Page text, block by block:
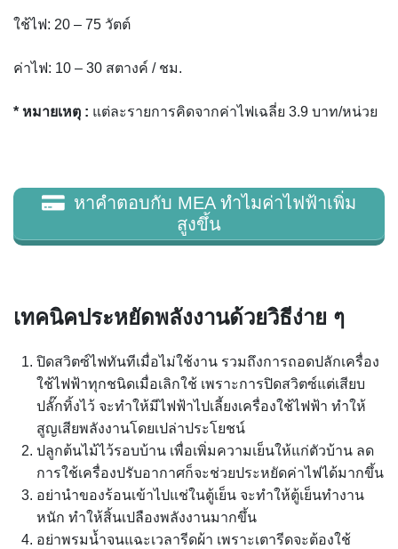
ใช้ไฟ: 20 – 75 วัตต์
ค่าไฟ: 10 – 30 สตางค์ / ชม.
* หมายเหตุ : แต่ละรายการคิดจากค่าไฟเฉลี่ย 3.9 บาท/หน่วย
หาคำตอบกับ MEA ทำไมค่าไฟฟ้าเพิ่ม
สูงขึ้น
เทคนิคประหยัดพลังงานด้วยวิธีง่าย ๆ
ปิดสวิตซ์ไฟทันทีเมื่อไม่ใช้งาน รวมถึงการถอดปลักเครื่อง
ใช้ไฟฟ้าทุกชนิดเมื่อเลิกใช้ เพราะการปิดสวิตซ์แต่เสียบ
ปลั๊กทิ้งไว้ จะทำให้มีไฟฟ้าไปเลี้ยงเครื่องใช้ไฟฟ้า ทำให้
สูญเสียพลังงานโดยเปล่าประโยชน์
ปลูกต้นไม้ไว้รอบบ้าน เพื่อเพิ่มความเย็นให้แก่ตัวบ้าน ลด
การใช้เครื่องปรับอากาศก็จะช่วยประหยัดค่าไฟได้มากขึ้น
อย่านำของร้อนเข้าไปแช่ในตู้เย็น จะทำให้ตู้เย็นทำงาน
หนัก ทำให้สิ้นเปลืองพลังงานมากขึ้น
อย่าพรมน้ำจนแฉะเวลารีดผ้า เพราะเตารีดจะต้องใช้